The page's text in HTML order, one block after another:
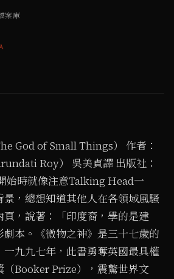
案庫
God of Small Things） 作者：
Roy） 吳美貞譯 出版社：
始時就像注意Talking Head一
，總想知道其他人在各領域風騷
，說著：「印度裔，學的是建
本。《微物之神》是三十七歲的
九九七年，此書勇奪英國最具權
（Booker Prize），震驚世界文